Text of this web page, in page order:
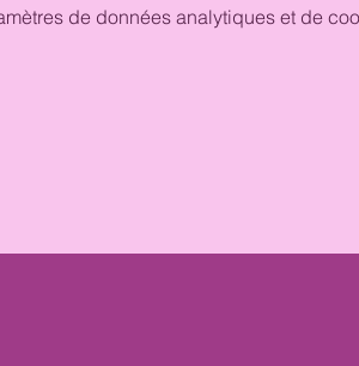
de données analytiques et de